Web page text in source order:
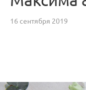
16 сентября 2019